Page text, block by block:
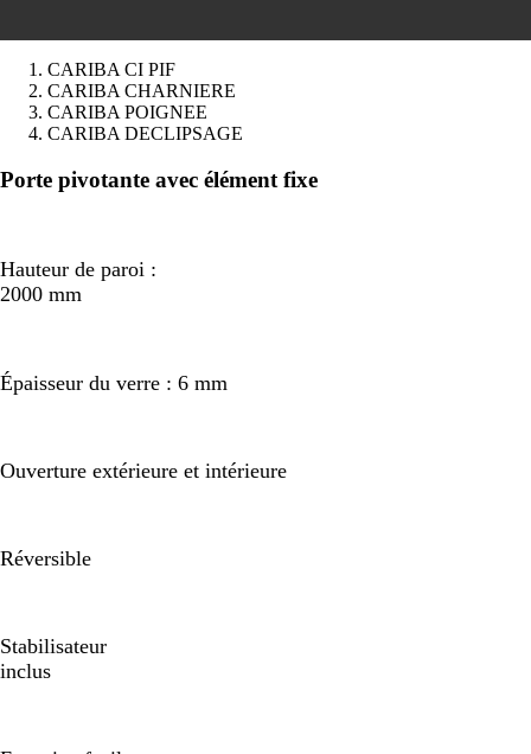
CARIBA CI PIF
CARIBA CHARNIERE
CARIBA POIGNEE
CARIBA DECLIPSAGE
Précédent
Suivant
Porte pivotante avec élément fixe
Hauteur de paroi :
2000 mm
Épaisseur du verre : 6 mm
Ouverture extérieure et intérieure
Réversible
Stabilisateur
inclus